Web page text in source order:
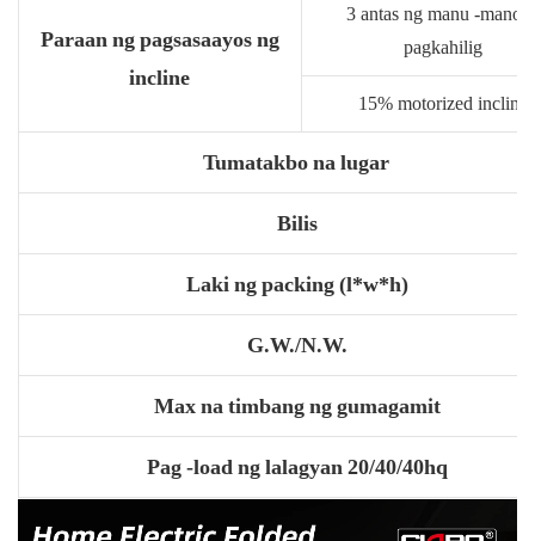
Paraan ng pagsasaayos ng
incline
3 antas ng manu -
pagkahilig
15% motorized incline
Tumatakbo na lugar
Bilis
Laki ng packing (l*w*h)
G.W./N.W.
Max na timbang ng gumagamit
Pag -load ng lalagyan 20/40/40hq